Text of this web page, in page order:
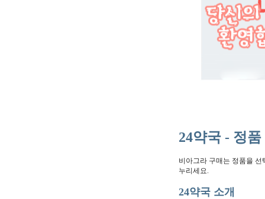
24약국 - 정
비아그라 구매는 정품을
누리세요.
24약국 소개